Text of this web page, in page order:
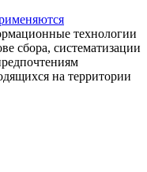
технологии
сбора, систематизации
на территории